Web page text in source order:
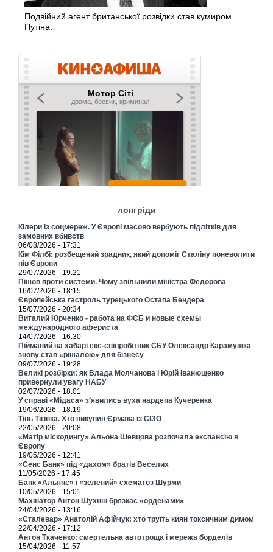
Подвійний агент британської розвідки став кумиром
Путіна.
лонгріди
Кілери із соцмереж. У Європі масово вербують підлітків для
замовних вбивств
06/08/2026 - 17:31
Кім Філбі: розбещений зрадник, який допоміг Сталіну поневолити
пів Європи
29/07/2026 - 19:21
Пішов проти системи. Чому звільнили міністра Федорова
16/07/2026 - 18:15
Європейська гастроль турецького Остапа Бендера
15/07/2026 - 20:34
Виталий Юрченко - работа на ФСБ и новые схемы
международного афериста
14/07/2026 - 16:30
Пійманий на хабарі екс-співробітник СБУ Олександр Карамушка
знову став «рішалою» для бізнесу
09/07/2026 - 19:28
Великі розбірки: як Влада Молчанова і Юрій Іванющенко
привернули увагу НАБУ
02/07/2026 - 18:01
У справі «Мідаса» з’явились вуха нардепа Кучеренка
19/06/2026 - 18:19
Тінь Тігіпка. Хто викупив Єрмака із СІЗО
22/05/2026 - 20:08
«Матір міскодингу» Альона Шевцова розпочала експансію в
Європу
19/05/2026 - 12:41
«Сенс Банк» під «дахом» братів Веселих
11/05/2026 - 17:45
Банк «Альянс» і «зелений» схематоз Шурми
10/05/2026 - 15:01
Махінатор Антон Шухнін брязкає «орденами»
24/04/2026 - 13:16
«Сталевар» Анатолій Афійчук: хто труїть киян токсичним димом
22/04/2026 - 17:12
Антон Ткаченко: смертельна автотроща і мережа борделів
15/04/2026 - 11:57